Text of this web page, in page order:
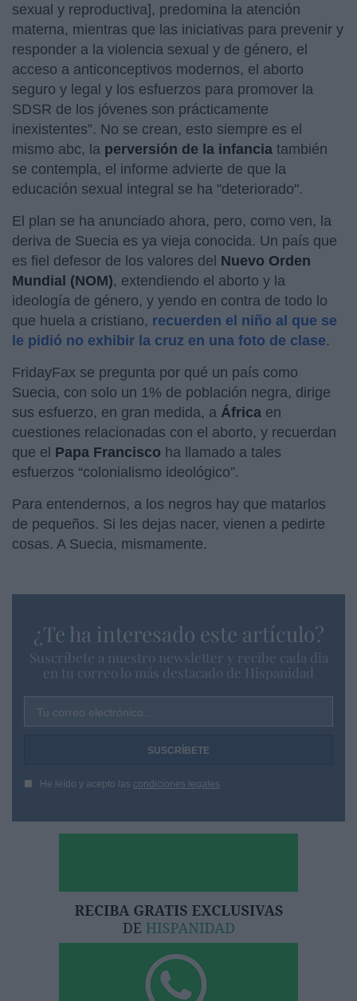
sexual y reproductiva], predomina la atención
materna, mientras que las iniciativas para prevenir y
responder a la violencia sexual y de género, el
acceso a anticonceptivos modernos, el aborto
seguro y legal y los esfuerzos para promover la
SDSR de los jóvenes son prácticamente
inexistentes”. No se crean, esto siempre es el
mismo abc, la perversión de la infancia también
se contempla, el informe advierte de que la
educación sexual integral se ha "deteriorado".
El plan se ha anunciado ahora, pero, como ven, la
deriva de Suecia es ya vieja conocida. Un país que
es fiel defesor de los valores del Nuevo Orden
Mundial (NOM), extendiendo el aborto y la
ideología de género, y yendo en contra de todo lo
que huela a cristiano, recuerden el niño al que se
le pidió no exhibir la cruz en una foto de clase.
FridayFax se pregunta por qué un país como
Suecia, con solo un 1% de población negra, dirige
sus esfuerzo, en gran medida, a África en
cuestiones relacionadas con el aborto, y recuerdan
que el Papa Francisco ha llamado a tales
esfuerzos “colonialismo ideológico”.
Para entendernos, a los negros hay que matarlos
de pequeños. Si les dejas nacer, vienen a pedirte
cosas. A Suecia, mismamente.
¿Te ha interesado este artículo?
Suscríbete a nuestro newsletter y recibe cada dia
en tu correo lo más destacado de Hispanidad
Tu correo electrónico...
He leído y acepto las condiciones legales